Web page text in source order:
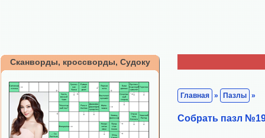
Сканворды, кроссворды, Судоку
Главная » Пазлы »
Собрать пазл